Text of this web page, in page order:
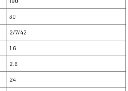
30
2/7/42
1.6
2.6
24